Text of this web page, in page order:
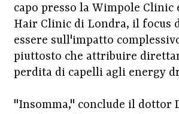
capo presso la Wimpole Clinic
Hair Clinic di Londra, il focus
essere sull'impatto
piuttosto che attribuire
perdita di capelli agli energy
"Insomma," conclude il dottor